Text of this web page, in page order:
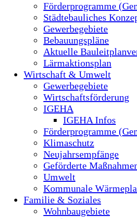
Förderprogramme
Städtebauliches
Gewerbegebiete
Bebauungspläne
Aktuelle
Lärmaktionsplan
Wirtschaft & Umwelt
Gewerbegebiete
Wirtschaftsförderung
IGEHA
IGEHA Infos
Förderprogramme
Klimaschutz
Neujahrsempfänge
Geförderte
Umwelt
Kommunale
Familie & Soziales
Wohnbaugebiete